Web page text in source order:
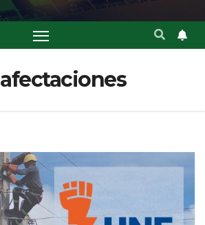
afectaciones